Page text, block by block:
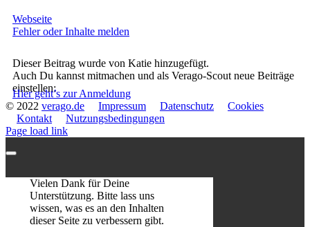
Webseite
Fehler oder Inhalte melden
Dieser Beitrag wurde von Katie hinzugefügt.
Auch Du kannst mitmachen und als Verago-Scout neue Beiträge
einstellen:
Hier geht’s zur Anmeldung
© 2022 verago.de Impressum Datenschutz
Cookies
Kontakt
Nutzungsbedingungen
Page load link
Vielen Dank für Deine
Unterstützung. Bitte lass uns
wissen, was es an den Inhalten
dieser Seite zu verbessern gibt.